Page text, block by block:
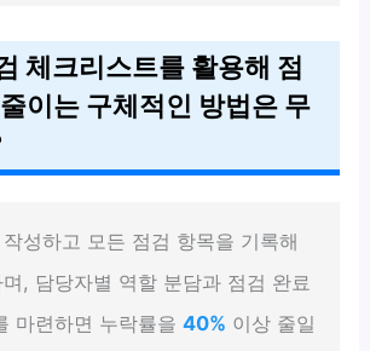
체크리스트를 활용해 점
이는 구체적인 방법은 무
성하고 모든 점검 항목을 기록해
, 담당자별 역할 분담과 점검 완료
마련하면 누락률을40% 이상 줄일